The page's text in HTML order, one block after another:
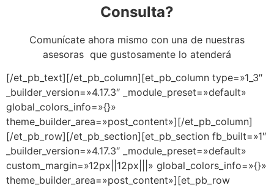
Consulta?
Comunícate ahora mismo con una de nuestras
asesoras que gustosamente lo atenderá
[/et_pb_text][/et_pb_column][et_pb_column type=»1_3″
_builder_version=»4.17.3″ _module_preset=»default»
global_colors_info=»{}»
theme_builder_area=»post_content»][/et_pb_column]
[/et_pb_row][/et_pb_section][et_pb_section fb_built=»1″
_builder_version=»4.17.3″ _module_preset=»default»
custom_margin=»12px||12px|||» global_colors_info=»{}»
theme_builder_area=»post_content»][et_pb_row